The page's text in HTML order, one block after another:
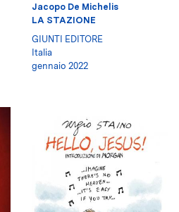
Jacopo De Michelis
LA STAZIONE
GIUNTI EDITORE
Italia
gennaio 2022